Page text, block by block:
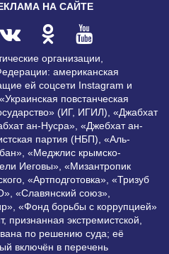
НА САЙТЕ
организации,
американская
ей соцсети Instagram и
повстанческая
(ИГ, ИГИЛ), «Джабхат
ан-Нусра», «Джебхат ан-
партия (НБП), «Аль-
«Меджлис крымско-
Иеговы», «Мизантропик
«Артподготовка», «Тризуб
«Славянский союз»,
«Фонд борьбы с коррупцией»
признанная экстремистской,
по решению суда; её
включён в перечень